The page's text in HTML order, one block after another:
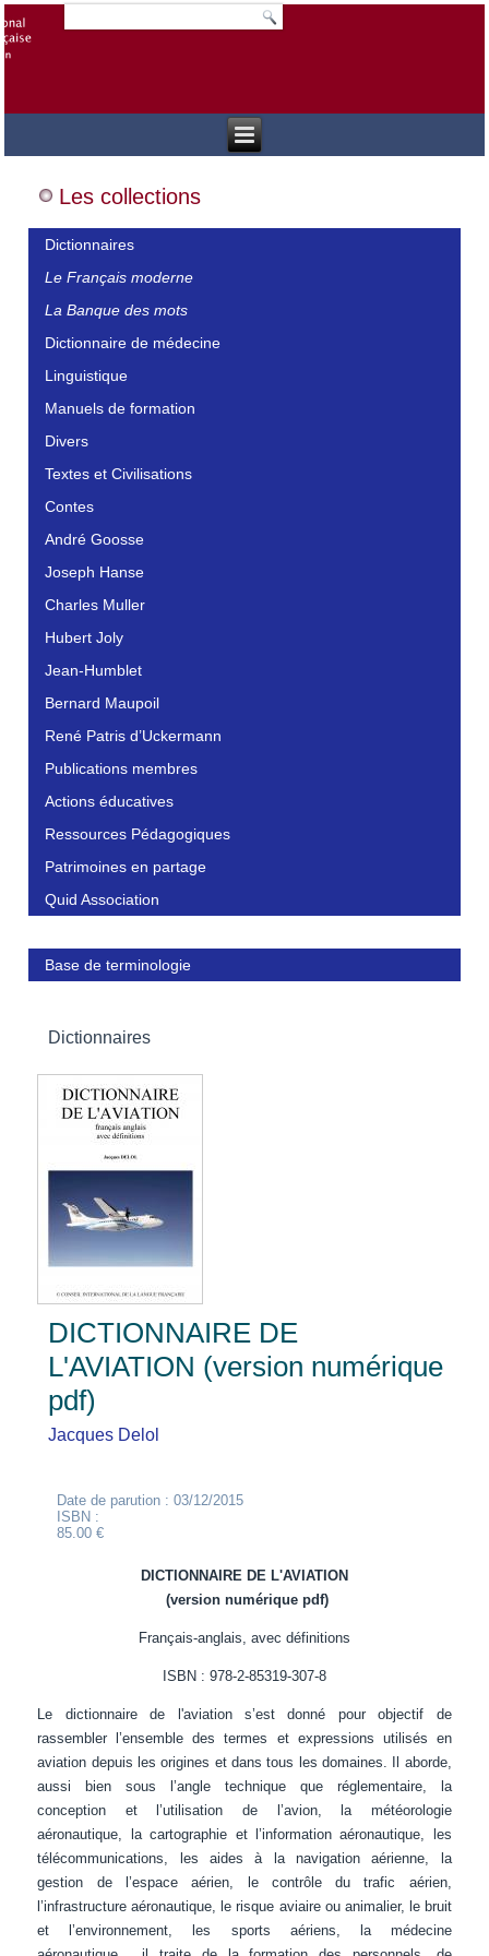
Les collections
Dictionnaires
Le Français moderne
La Banque des mots
Dictionnaire de médecine
Linguistique
Manuels de formation
Divers
Textes et Civilisations
Contes
André Goosse
Joseph Hanse
Charles Muller
Hubert Joly
Jean-Humblet
Bernard Maupoil
René Patris d’Uckermann
Publications membres
Actions éducatives
Ressources Pédagogiques
Patrimoines en partage
Quid Association
Base de terminologie
Dictionnaires
DICTIONNAIRE DE
L'AVIATION (version numérique
pdf)
Jacques Delol
Date de parution : 03/12/2015
ISBN :
85.00 €
DICTIONNAIRE DE L'AVIATION
(version numérique pdf)
Français-anglais, avec définitions
ISBN : 978-2-85319-307-8
Le dictionnaire de l'aviation s’est donné pour objectif de
rassembler l’ensemble des termes et expressions utilisés en
aviation depuis les origines et dans tous les domaines. Il aborde,
aussi bien sous l’angle technique que réglementaire, la
conception et l’utilisation de l’avion, la météorologie
aéronautique, la cartographie et l’information aéronautique, les
télécommunications, les aides à la navigation aérienne, la
gestion de l’espace aérien, le contrôle du trafic aérien,
l’infrastructure aéronautique, le risque aviaire ou animalier, le bruit
et l’environnement, les sports aériens, la médecine